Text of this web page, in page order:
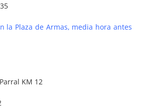
la Plaza de Armas, media hora antes
KM 12